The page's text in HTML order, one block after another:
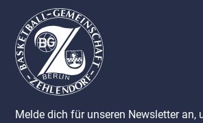
Melde dich für unseren Newsletter an,